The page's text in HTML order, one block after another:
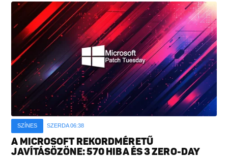
SZÍNES SZERDA 06:38
A MICROSOFT REKORDMÉRETŰ
JAVÍTÁSÖZÖNE: 570 HIBA ÉS 3 ZERO-DAY